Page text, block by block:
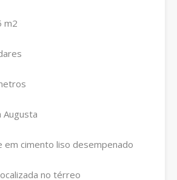
m2
Augusta
em cimento liso desempenado
no térreo